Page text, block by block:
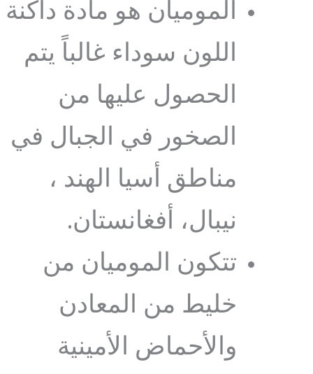
الموميان هو مادة داكنة
اللون سوداء غالباً يتم
الحصول عليها من
الصخور في الجبال في
مناطق أسيا الهند ،
نيبال، أفغانستان.
تتكون الموميان من
خليط من المعادن
والأحماض الأمينية